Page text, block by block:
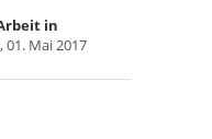
in
01. Mai 2017